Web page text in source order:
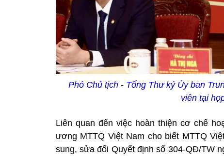
Phó Chủ tịch - Tổng Thư ký Ủy ban
viên tại
Liên quan đến việc hoàn thiện cơ chế
ương MTTQ Việt Nam cho biết MTTQ
sung, sửa đổi Quyết định số 304-QĐ/TW